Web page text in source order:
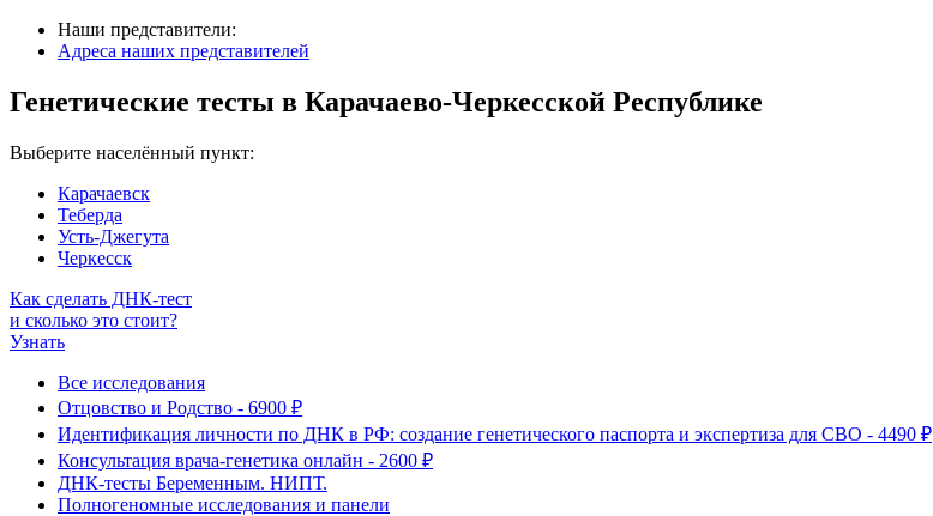
Наши представители:
Адреса наших представителей
Генетические тесты в Карачаево-Черкесской Республике
Выберите населённый пункт:
Карачаевск
Теберда
Усть-Джегута
Черкесск
Как сделать ДНК-тест
и сколько это стоит?
Узнать
Все исследования
Отцовство и Родство - 6900 ₽
Идентификация личности по ДНК в РФ: создание генетического паспорта и экспертиза для СВО - 4490 ₽
Консультация врача-генетика онлайн - 2600 ₽
ДНК-тесты Беременным. НИПТ.
Полногеномные исследования и панели